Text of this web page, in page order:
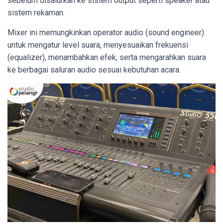
sistem rekaman.
Mixer ini memungkinkan operator audio (sound engineer)
untuk mengatur level suara, menyesuaikan frekuensi
(equalizer), menambahkan efek, serta mengarahkan suara
ke berbagai saluran audio sesuai kebutuhan acara.